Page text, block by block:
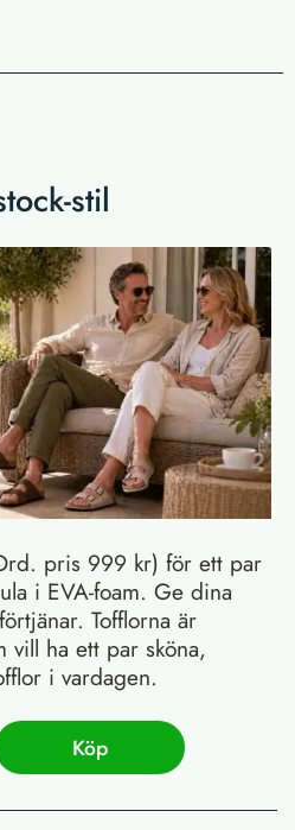
stil
pris 999 kr) för ett par
i EVA-foam. Ge dina
Tofflorna är
ha ett par sköna,
i vardagen.
Köp